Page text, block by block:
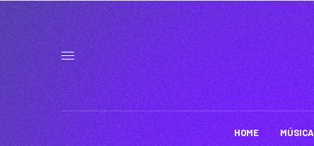
HOME MÚSICA